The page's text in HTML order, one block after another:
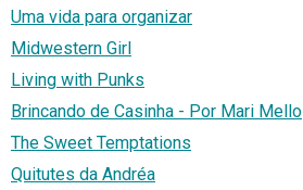
Uma vida para organizar
Midwestern Girl
Living with Punks
Brincando de Casinha - Por Mari Mello
The Sweet Temptations
Quitutes da Andréa